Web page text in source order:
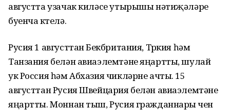
августта узачак киләсе утырышы нәтиҗәләре
буенча көтелә.
Русия 1 августтан Бөекбритания, Төркия һәм
Танзания белән авиаэлемтәне яңартты, шулай
ук Россия һәм Абхазия чикләрне ачты. 15
августтан Русия Швейцария белән авиаэлемтәне
яңартты. Моннан тыш, Русия гражданнары өчен